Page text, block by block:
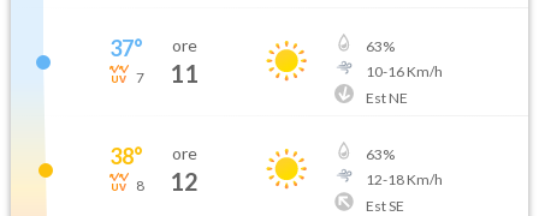
37°
7
ore
11
63%
10-16Km/h
Est NE
38°
8
ore
12
63%
12-18Km/h
Est SE